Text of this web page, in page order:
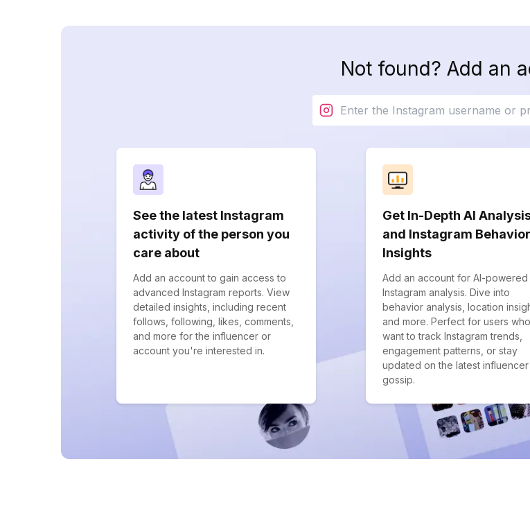
Not found? Add an
See the latest Instagram
activity of the person you
care about
Add an account to gain access to
advanced Instagram reports. View
detailed insights, including recent
follows, following, likes, comments,
and more for the influencer or
account you're interested in.
Get In-Depth AI
and Instagram Behavior
Insights
Add an account for AI-powered
Instagram analysis. Dive into
behavior analysis, location
and more. Perfect for users who
want to track Instagram trends,
engagement patterns, or stay
updated on the latest influencer
gossip.